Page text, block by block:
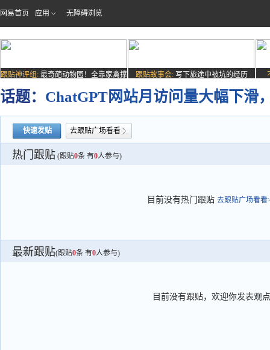
网易首页 应用 无障碍浏览
跟贴神评组: 最奇葩动物园！全靠家禽撑
跟贴故事会: 写下旅途中被坑的经历
话题： ChatGPT网站月访问量大幅下滑
快速发贴 去跟贴广场看看
热门跟贴 (跟贴0条 有0人参与)
目前没有热门跟贴 去跟贴广场看看
最新跟贴(跟贴0条 有0人参与)
目前没有跟贴，欢迎你发表观点